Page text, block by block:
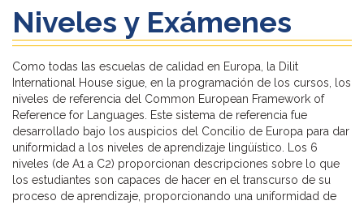
Niveles y Exámenes
Como todas las escuelas de calidad en Europa, la Dilit
International House sigue, en la programación de los cursos, los
niveles de referencia del Common European Framework of
Reference for Languages. Este sistema de referencia fue
desarrollado bajo los auspicios del Concilio de Europa para dar
uniformidad a los niveles de aprendizaje lingüístico. Los 6
niveles (de A1 a C2) proporcionan descripciones sobre lo que
los estudiantes son capaces de hacer en el transcurso de su
proceso de aprendizaje, proporcionando una uniformidad de